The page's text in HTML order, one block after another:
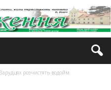
розчистять водойм